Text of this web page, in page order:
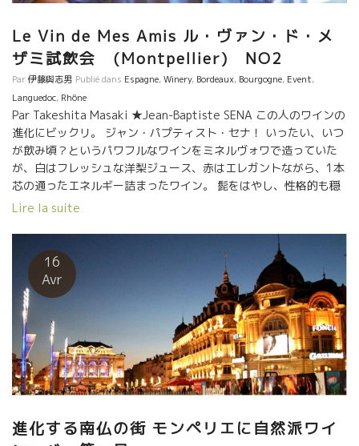
Le Vin de Mes Amis ル・ヴァン・ド・メ
ザミ試飲会 (Montpellier) NO2
Par伊藤與志男 Publié dans Espagne,Winery, Bordeaux, Bourgogne, Event,
Languedoc, Rhône
Par Takeshita Masaki ★Jean-Baptiste SENA この人のワインの
進化にビックリ。 ジャン・パプティスト・セナ！ いったい、いつ
が飲み頃？というパワフルなワインをミネルヴォワで造っていた
が、白はフレッシュな洋梨ジュース、赤はエレガントながら、1本
芯の通ったエネルギー詰まったワイン。 髭をはやし、性格的も穏
やかになった感じのセナ。旨し！ ★Thomas Picot –
ンテージを持参。このエレガントなミネラル感がたまらない。繊
細なシャブリ。余韻の塩気が心地良い。 ★Mas Haut BUIS
ラングドックの標高500mにぶどう畑を持つマス・オー・ビュイ。
オリヴィエも昔は凝縮度たっぷり、新樽たっぷりのワインを造っ
ていたが、今やマセラシオンカルボニックで、樽の使用も減ら
し、素晴らしいバランスのワインを造っている。
★Cosmic(スペイン) この自然派巨匠溢れるサロンで、ひときわ輝
いていたのが、スペインのコスミック。 ザルバは見ての通り、チ
ベットあたりの修行僧のような雰囲気。 無駄の無い、かつまさに
宇宙のエネルギーの流れ詰まった、研ぎ澄まされたワイン。 カリ
もうワインを超えた飲料。 ちょうどMas Pellisserマス・ペリセー
Lire la suite
16
Avr
進化する南仏の街 モンペリエに自然派ワイ